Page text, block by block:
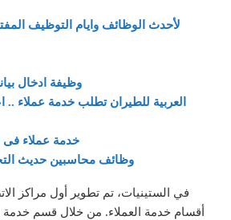
لأحدث الوظائف وايام التوظيف
وظيفة ادخال
العربية للطيران تطلب خدمة عملاء
خدمة عملاء فى
وظائف محاسبين حديث التخرج
في الستينيات، تم تطوير أول مراكز
أقسام خدمة العملاء. من خلال قسم